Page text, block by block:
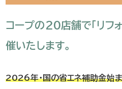
コープの20店舗で「リフ
催いたします。
2026年・国の省エネ補助金始